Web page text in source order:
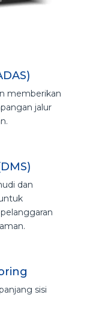
memberikan
jalur
dan
sisi